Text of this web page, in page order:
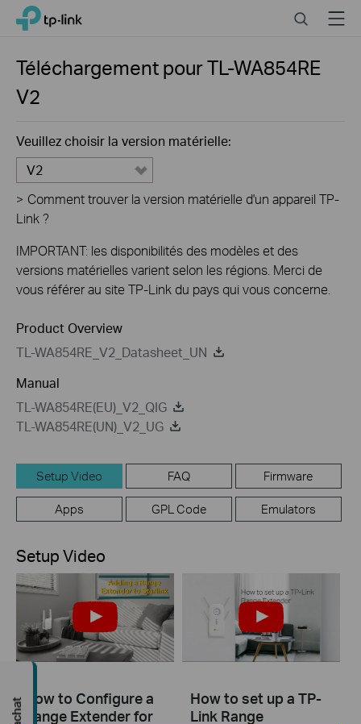
Click
the
navigation
TP-Link, Reliably Smart SearchMenu
Téléchargement pourTL-WA854RE
V2
Veuillez choisir la version matérielle:
V2
> Comment trouver la version matérielle d'un appareil TP-
Link ?
IMPORTANT: les disponibilités des modèles et des
versions matérielles varient selon les régions. Merci de
vous référer au site TP-Link du pays qui vous concerne.
Product Overview
TL-WA854RE_V2_Datasheet_UN
Manual
TL-WA854RE(EU)_V2_QIG
TL-WA854RE(UN)_V2_UG
Setup Video FAQ Firmware
Apps GPL Code Emulators
Setup Video
How to Configure a
Range Extender for
How to set up a TP-
Link Range